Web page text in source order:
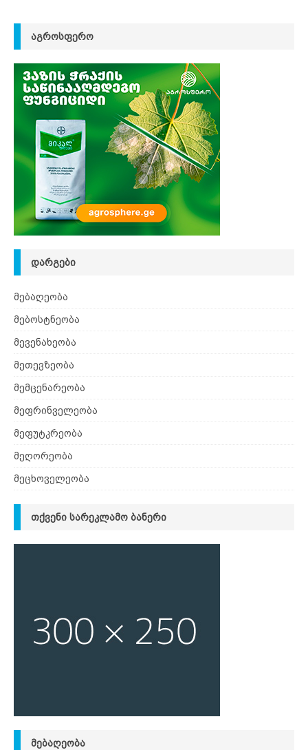
ᲐᲒᲠᲝᲡᲤᲔᲠᲝ
ᲓᲐᲠᲒᲔᲑᲘ
მებაღეობა
მებოსტნეობა
მევენახეობა
მეთევზეობა
მემცენარეობა
მეფრინველეობა
მეფუტკრეობა
მეღორეობა
მეცხოველეობა
ᲗᲥᲕᲔᲜᲘ ᲡᲐᲠᲔᲙᲚᲐᲛᲝ ᲑᲐᲜᲔᲠᲘ
ᲛᲔᲑᲐᲦᲔᲝᲑᲐ